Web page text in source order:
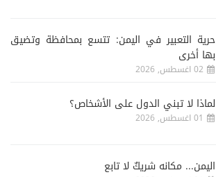
حرية التعبير في اليمن: تتسع بمحافظة وتضيق
بها أخرى
02 اغسطس, 2026
لماذا لا تبني الدول على الأشخاص؟
01 اغسطس, 2026
اليمن... مكانه شريكٌ لا تابع